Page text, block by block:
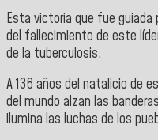
Esta victoria que fue guiada
del fallecimiento de este
de la tuberculosis.
A 136 años del natalicio de
del mundo alzan las
ilumina las luchas de los